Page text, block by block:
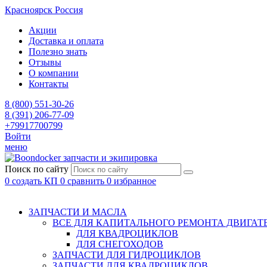
Красноярск Россия
Акции
Доставка и оплата
Полезно знать
Отзывы
О компании
Контакты
8 (800) 551-30-26
8 (391) 206-77-09
+79917700799
Войти
меню
запчасти и экипировка
Поиск по сайту
0 создать КП 0 сравнить 0 избранное
ЗАПЧАСТИ И МАСЛА
ВСЕ ДЛЯ КАПИТАЛЬНОГО РЕМОНТА
ДЛЯ КВАДРОЦИКЛОВ
ДЛЯ СНЕГОХОДОВ
ЗАПЧАСТИ ДЛЯ ГИДРОЦИКЛОВ